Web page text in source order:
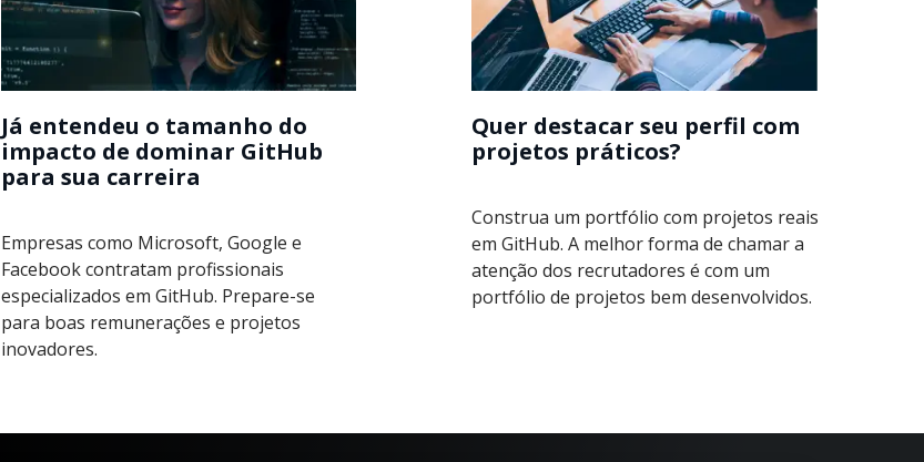
Já entendeu o tamanho do
impacto de dominar GitHub
para sua carreira
Empresas como Microsoft, Google e
Facebook contratam profissionais
especializados em GitHub. Prepare-se
para boas remunerações e projetos
inovadores.
Quer destacar seu perfil com
projetos práticos?
Construa um portfólio com projetos reais
em GitHub. A melhor forma de chamar a
atenção dos recrutadores é com um
portfólio de projetos bem desenvolvidos.